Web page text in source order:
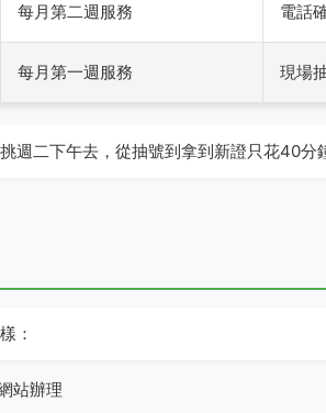
每月第二週服務 電話
每月第一週服務 現場
週二下午去，從抽號到拿到新證只花40分
：
站辦理